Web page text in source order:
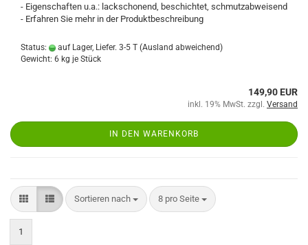
- Eigenschaften u.a.: lackschonend, beschichtet, schmutzabweisend
- Erfahren Sie mehr in der Produktbeschreibung
Status: auf Lager, Liefer. 3-5 T (Ausland abweichend)
Gewicht: 6 kg je Stück
149,90 EUR
inkl. 19% MwSt. zzgl. Versand
IN DEN WARENKORB
Sortieren nach 8 pro Seite
1